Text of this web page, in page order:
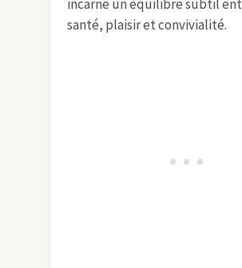
incarne un équilibre subtil
santé, plaisir et convivialité.